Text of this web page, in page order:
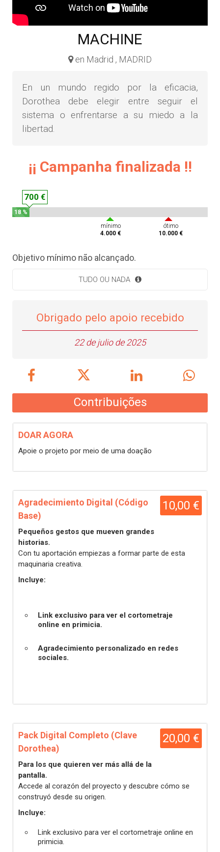
MACHINE
en Madrid , MADRID
En un mundo regido por la eficacia,
Dorothea debe elegir entre seguir el
sistema o enfrentarse a su miedo a la
libertad.
¡¡ Campanha finalizada !!
700 €
18 %
mínimo
4.000 €
ótimo
10.000 €
Objetivo mínimo não alcançado.
TUDO OU NADA
Obrigado pelo apoio recebido
22 de julio de 2025
Contribuições
DOAR AGORA
Apoie o projeto por meio de uma doação
10,00 €
Agradecimiento Digital (Código
Base)
Pequeños gestos que mueven grandes
historias.
Con tu aportación empiezas a formar parte de esta
maquinaria creativa.
Incluye:
Link exclusivo para ver el cortometraje
online en primicia.
Agradecimiento personalizado en redes
sociales.
20,00 €
Pack Digital Completo (Clave
Dorothea)
Para los que quieren ver más allá de la
pantalla.
Accede al corazón del proyecto y descubre cómo se
construyó desde su origen.
Incluye:
Link exclusivo para ver el cortometraje online en
primicia.